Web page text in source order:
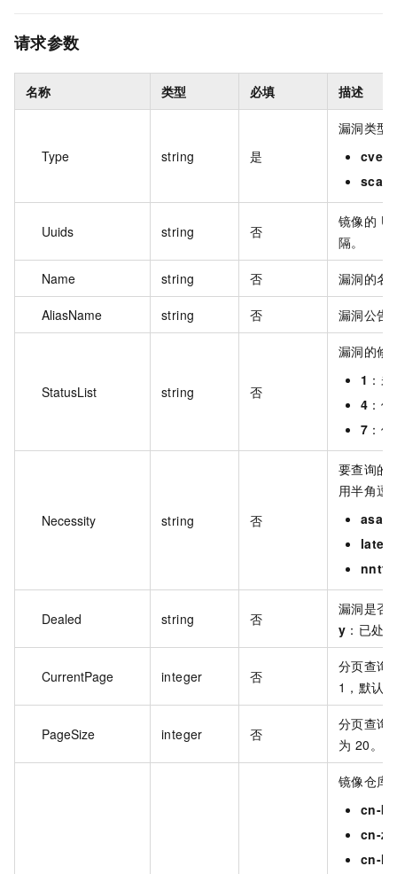
请求参数
名称 类型 必填 描述
Type string 是
漏洞类型
cve
sca
Uuids string 否
镜像的
隔。
Name string 否 漏洞的名
AliasName string 否 漏洞公告
StatusList string 否
漏洞的修
1 ：
4 ：
7 ：
Necessity string 否
要查询的
用半角逗
asap
later
nntf
Dealed string 否
漏洞是否
y ：已处
CurrentPage integer 否
分页查询
1，默认
PageSize integer 否
分页查询
为 20。
镜像仓库
cn-
cn-
cn-